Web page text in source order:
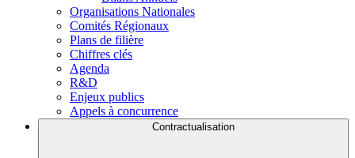
Organisations Nationales
Comités Régionaux
Plans de filière
Chiffres clés
Agenda
R&D
Enjeux publics
Appels à concurrence
Contractualisation